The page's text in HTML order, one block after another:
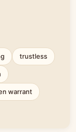
trustless
warrant